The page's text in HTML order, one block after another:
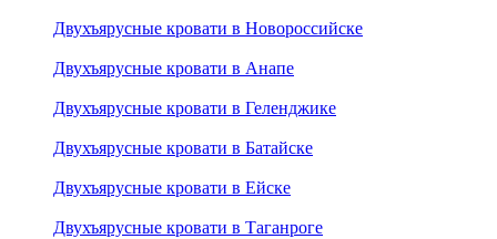
Двухъярусные кровати в Новороссийске
Двухъярусные кровати в Анапе
Двухъярусные кровати в Геленджике
Двухъярусные кровати в Батайске
Двухъярусные кровати в Ейске
Двухъярусные кровати в Таганроге